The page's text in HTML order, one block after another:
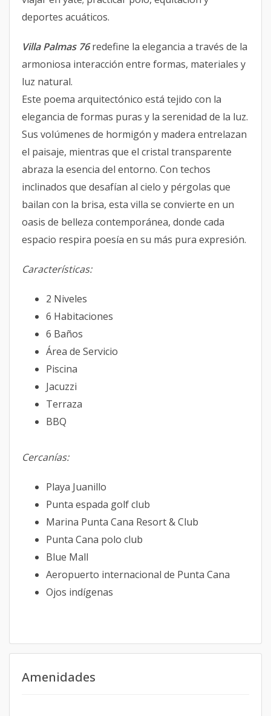
deportes acuáticos.
Villa Palmas 76redefine la elegancia a través de la
armoniosa interacción entre formas, materiales y
luz natural.
Este poema arquitectónico está tejido con la
elegancia de formas puras y la serenidad de la luz.
Sus volúmenes de hormigón y madera entrelazan
el paisaje, mientras que el cristal transparente
abraza la esencia del entorno. Con techos
inclinados que desafían al cielo y pérgolas que
bailan con la brisa, esta villa se convierte en un
oasis de belleza contemporánea, donde cada
espacio respira poesía en su más pura expresión.
Características:
2 Niveles
6 Habitaciones
6 Baños
Área de Servicio
Piscina
Jacuzzi
Terraza
BBQ
Cercanías:
Playa Juanillo
Punta espada golf club
Marina Punta Cana Resort & Club
Punta Cana polo club
Blue Mall
Aeropuerto internacional de Punta Cana
Ojos indígenas
Amenidades